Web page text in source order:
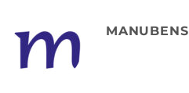
MANUBENS